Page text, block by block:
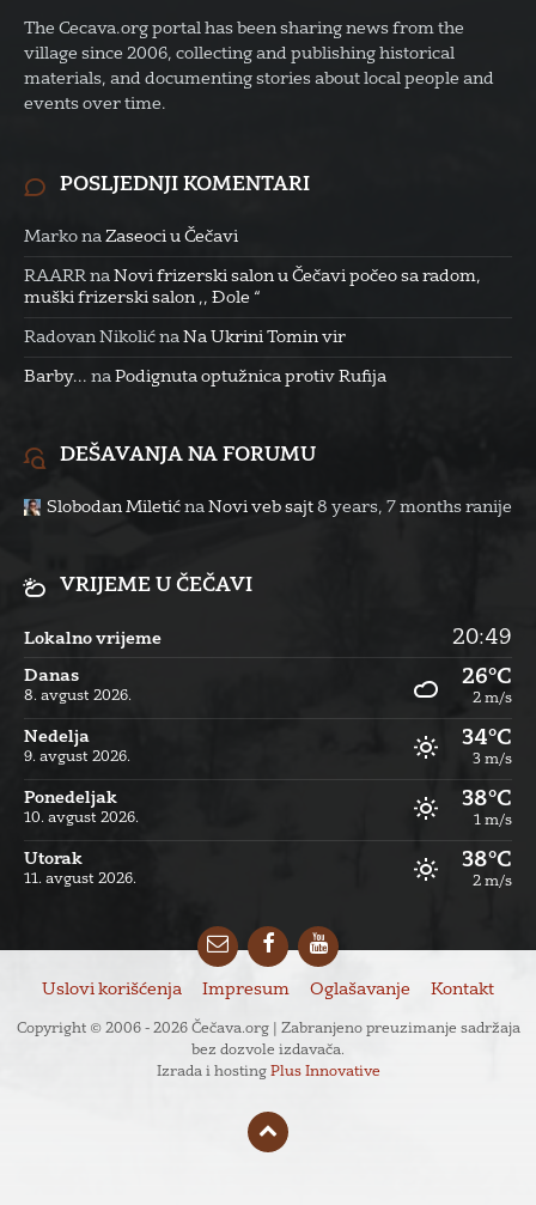
The Cecava.org portal has been sharing news from the
village since 2006, collecting and publishing historical
materials, and documenting stories about local people and
events over time.
POSLJEDNJI KOMENTARI
Marko na Zaseoci u Čečavi
RAARR na Novi frizerski salon u Čečavi počeo sa radom,
muški frizerski salon ,, Đole “
Radovan Nikolić na Na Ukrini Tomin vir
Barby... na Podignuta optužnica protiv Rufija
DEŠAVANJA NA FORUMU
Slobodan Miletić na Novi veb sajt 8 years, 7 months ranije
VRIJEME U ČEČAVI
Lokalno vrijeme 20:49
Danas
8. avgust 2026.
26°C
2 m/s
Nedelja
9. avgust 2026.
34°C
3 m/s
Ponedeljak
10. avgust 2026.
38°C
1 m/s
Utorak
11. avgust 2026.
38°C
2 m/s
EmailFacebookYouTube
Uslovi korišćenja Impresum Oglašavanje Kontakt
Copyright © 2006 - 2026 Čečava.org | Zabranjeno preuzimanje sadržaja
bez dozvole izdavača.
Izrada i hosting Plus Innovative